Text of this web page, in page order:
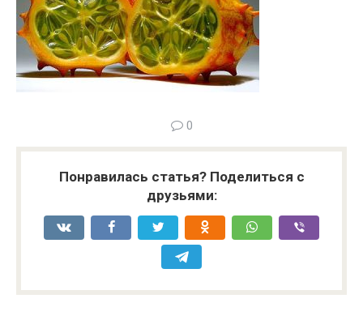
0
Понравилась статья? Поделиться с
друзьями: